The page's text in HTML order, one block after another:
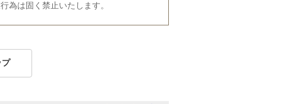
為は固く禁止いたします。
プ